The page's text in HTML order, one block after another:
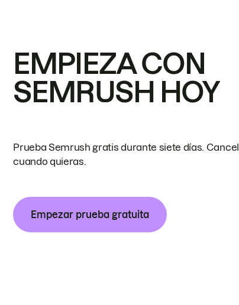
EMPIEZA CON
SEMRUSH HOY
Prueba Semrush gratis durante siete días.
cuando quieras.
Empezar prueba gratuita